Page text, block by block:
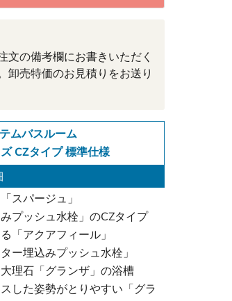
文の備考欄にお書きいただく
卸売特価のお見積りをお送り
ムバスルーム
CZタイプ 標準仕様
スパージュ」
プッシュ水栓」のCZタイプ
「アクアフィール」
ー埋込みプッシュ水栓」
理石「グランザ」の浴槽
した姿勢がとりやすい「グラ